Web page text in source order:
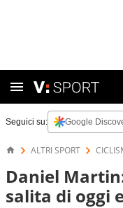
Seguici su: Google
ALTRI SPORT
Daniel
salita di oggi